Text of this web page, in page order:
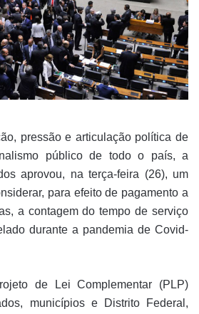
pressão e articulação política de
público de todo o país, a
aprovou, na terça-feira (26), um
para efeito de pagamento a
a contagem do tempo de serviço
durante a pandemia de Covid-
de Lei Complementar (PLP)
municípios e Distrito Federal,